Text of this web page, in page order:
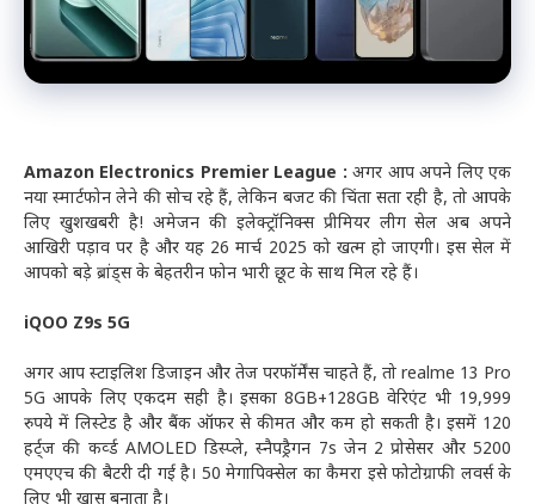
Amazon Electronics Premier League : अगर आप अपने लिए एक
नया स्मार्टफोन लेने की सोच रहे हैं, लेकिन बजट की चिंता सता रही है, तो आपके
लिए खुशखबरी है! अमेजन की इलेक्ट्रॉनिक्स प्रीमियर लीग सेल अब अपने
आखिरी पड़ाव पर है और यह 26 मार्च 2025 को खत्म हो जाएगी। इस सेल में
आपको बड़े ब्रांड्स के बेहतरीन फोन भारी छूट के साथ मिल रहे हैं।
iQOO Z9s 5G
अगर आप स्टाइलिश डिजाइन और तेज परफॉर्मेंस चाहते हैं, तो realme 13 Pro
5G आपके लिए एकदम सही है। इसका 8GB+128GB वेरिएंट भी 19,999
रुपये में लिस्टेड है और बैंक ऑफर से कीमत और कम हो सकती है। इसमें 120
हर्ट्ज की कर्व्ड AMOLED डिस्प्ले, स्नैपड्रैगन 7s जेन 2 प्रोसेसर और 5200
एमएएच की बैटरी दी गई है। 50 मेगापिक्सेल का कैमरा इसे फोटोग्राफी लवर्स के